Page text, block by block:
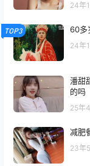
24年
TOP3 60多
24年
潘甜
的吗
25年
减肥
23年